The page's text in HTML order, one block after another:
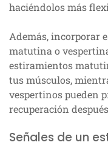
haciéndolos más
Además, incorporar
matutina o
estiramientos
tus músculos,
vespertinos pueden
recuperación
Señales de un